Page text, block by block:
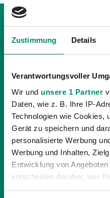
Zustimmung Details
Verantwortungsvoller
Wir und unsere 1 Partner
Daten, wie z. B. Ihre IP-
Technologien wie Cookies,
Gerät zu speichern und
personalisierte Werbung
Werbung und Inhalten,
Entwicklung von
entscheiden darüber, wer
nutzt. Sie können Ihre
11.05.2021| PROFIS
0:0-SVR SICHERT